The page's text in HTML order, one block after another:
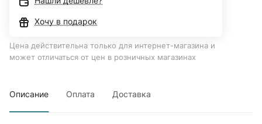
Хочу в подарок
Цена действительна только для интернет-магазина и
может отличаться от цен в розничных магазинах
Описание Оплата Доставка